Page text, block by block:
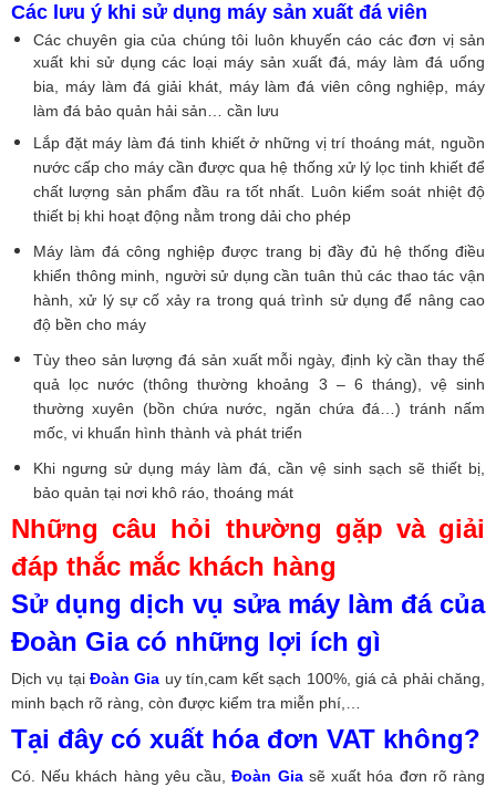
Các lưu ý khi sử dụng máy sản xuất đá viên
Các chuyên gia của chúng tôi luôn khuyến cáo các đơn vị sản
xuất khi sử dụng các loại máy sản xuất đá, máy làm đá uống
bia, máy làm đá giải khát, máy làm đá viên công nghiệp, máy
làm đá bảo quản hải sản… cần lưu
Lắp đặt máy làm đá tinh khiết ở những vị trí thoáng mát, nguồn
nước cấp cho máy cần được qua hệ thống xử lý lọc tinh khiết để
chất lượng sản phẩm đầu ra tốt nhất. Luôn kiểm soát nhiệt độ
thiết bị khi hoạt động nằm trong dải cho phép
Máy làm đá công nghiệp được trang bị đầy đủ hệ thống điều
khiển thông minh, người sử dụng cần tuân thủ các thao tác vận
hành, xử lý sự cố xảy ra trong quá trình sử dụng để nâng cao
độ bền cho máy
Tùy theo sản lượng đá sản xuất mỗi ngày, định kỳ cần thay thế
quả lọc nước (thông thường khoảng 3 – 6 tháng), vệ sinh
thường xuyên (bồn chứa nước, ngăn chứa đá…) tránh nấm
mốc, vi khuẩn hình thành và phát triển
Khi ngưng sử dụng máy làm đá, cần vệ sinh sạch sẽ thiết bị,
bảo quản tại nơi khô ráo, thoáng mát
Những câu hỏi thường gặp và giải
đáp thắc mắc khách hàng
Sử dụng dịch vụ sửa máy làm đá của
Đoàn Gia có những lợi ích gì
Dịch vụ tại Đoàn Gia uy tín,cam kết sạch 100%, giá cả phải chăng,
minh bạch rõ ràng, còn được kiểm tra miễn phí,…
Tại đây có xuất hóa đơn VAT không?
Có. Nếu khách hàng yêu cầu,Đoàn Giasẽ xuất hóa đơn rõ ràng